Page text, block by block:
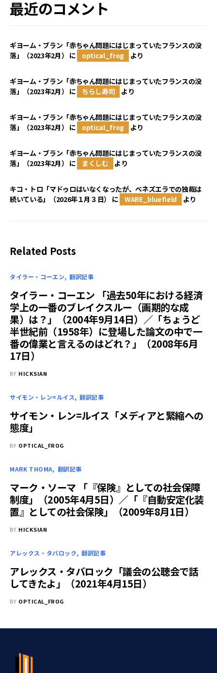
最近のコメント
ギヨーム・ブラン「赤ちゃん問題にはじまっていたフランスの没
落」（2023年2月） に optical_frog より
ギヨーム・ブラン「赤ちゃん問題にはじまっていたフランスの没
落」（2023年2月） に ちらし寿司 より
ギヨーム・ブラン「赤ちゃん問題にはじまっていたフランスの没
落」（2023年2月） に optical_frog より
ギヨーム・ブラン「赤ちゃん問題にはじまっていたフランスの没
落」（2023年2月） に まくしむ より
キコ・トロ「マドゥロはいなくなったが、ベネズエラでの独裁は
続いている」（2026年１月３日）
に WARE_bluefield より
Related Posts
タイラー・コーエン 翻訳記事
タイラー・コーエン 「過去50年における経済
学上の一番のブレイクスルー（画期的な成
果）は？」（2004年9月14日）／「ちょうど
半世紀前（1958年）に登場した論文の中で一
番の偉業と言えるのはどれ？」（2008年6月
17日）
BY HICKSIAN
サイモン・レン=ルイス 翻訳記事
サイモン・レン=ルイス「メディアと緊縮への
態度」
BY OPTICAL_FROG
MARK THOMA 翻訳記事
マーク・ソーマ 「『保険』としての社会保障
制度」（2005年4月5日）／「『自動安定化装
置』としての社会保険」（2009年8月1日）
BY HICKSIAN
アレックス・タバロック 翻訳記事
アレックス・タバロック「議会の公聴会で話
してきたよ」（2021年4月15日）
BY OPTICAL_FROG